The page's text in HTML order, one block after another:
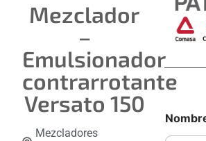
Mezclador
–
Emulsionador
contrarrotante
Versato 150
Mezcladores